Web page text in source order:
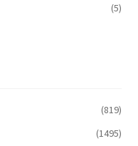
(5)
(819)
(1495)